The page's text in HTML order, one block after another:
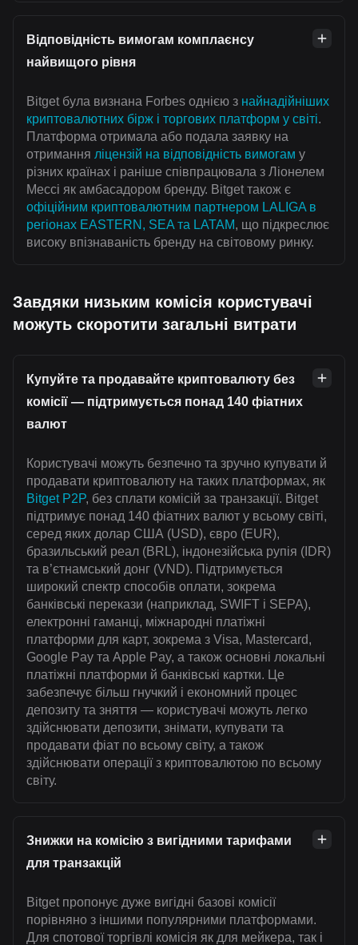
Відповідність вимогам комплаєнсу
найвищого рівня
Bitget була визнана Forbes однією з найнадійніших
криптовалютних бірж і торгових платформ у світі.
Платформа отримала або подала заявку на
отримання ліцензій на відповідність вимогам у
різних країнах і раніше співпрацювала з Ліонелем
Мессі як амбасадором бренду. Bitget також є
офіційним криптовалютним партнером LALIGA в
регіонах EASTERN, SEA та LATAM, що підкреслює
високу впізнаваність бренду на світовому ринку.
Завдяки низьким комісія користувачі
можуть скоротити загальні витрати
Купуйте та продавайте криптовалюту без
комісії — підтримується понад 140 фіатних
валют
Користувачі можуть безпечно та зручно купувати й
продавати криптовалюту на таких платформах, як
Bitget P2P, без сплати комісій за транзакції. Bitget
підтримує понад 140 фіатних валют у всьому світі,
серед яких долар США (USD), євро (EUR),
бразильський реал (BRL), індонезійська рупія (IDR)
та в’єтнамський донг (VND). Підтримується
широкий спектр способів оплати, зокрема
банківські перекази (наприклад, SWIFT і SEPA),
електронні гаманці, міжнародні платіжні
платформи для карт, зокрема з Visa, Mastercard,
Google Pay та Apple Pay, а також основні локальні
платіжні платформи й банківські картки. Це
забезпечує більш гнучкий і економний процес
депозиту та зняття — користувачі можуть легко
здійснювати депозити, знімати, купувати та
продавати фіат по всьому світу, а також
здійснювати операції з криптовалютою по всьому
світу.
Знижки на комісію з вигідними тарифами
для транзакцій
Bitget пропонує дуже вигідні базові комісії
порівняно з іншими популярними платформами.
Для спотової торгівлі комісія як для мейкера, так і